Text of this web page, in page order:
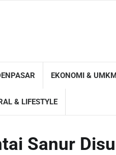
EKONOMI &
& LIFESTYLE
Sanur